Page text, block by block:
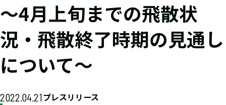
～4月上旬までの飛散状
況・飛散終了時期の見通し
について～
2022.04.21プレスリリース